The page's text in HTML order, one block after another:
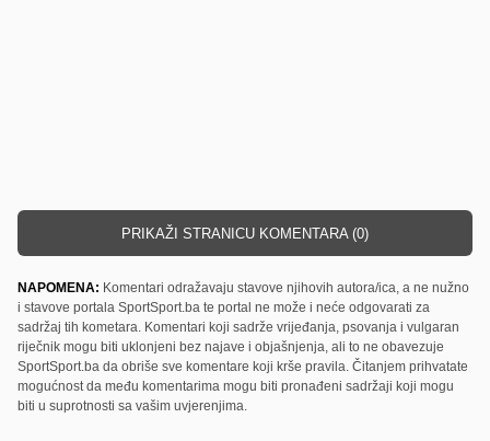
PRIKAŽI STRANICU KOMENTARA (0)
NAPOMENA: Komentari odražavaju stavove njihovih autora/ica, a ne nužno
i stavove portala SportSport.ba te portal ne može i neće odgovarati za
sadržaj tih kometara. Komentari koji sadrže vrijeđanja, psovanja i vulgaran
riječnik mogu biti uklonjeni bez najave i objašnjenja, ali to ne obavezuje
SportSport.ba da obriše sve komentare koji krše pravila. Čitanjem prihvatate
mogućnost da među komentarima mogu biti pronađeni sadržaji koji mogu
biti u suprotnosti sa vašim uvjerenjima.